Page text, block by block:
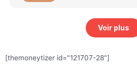
Voir plus
[themoneytizer id="121707-28"]